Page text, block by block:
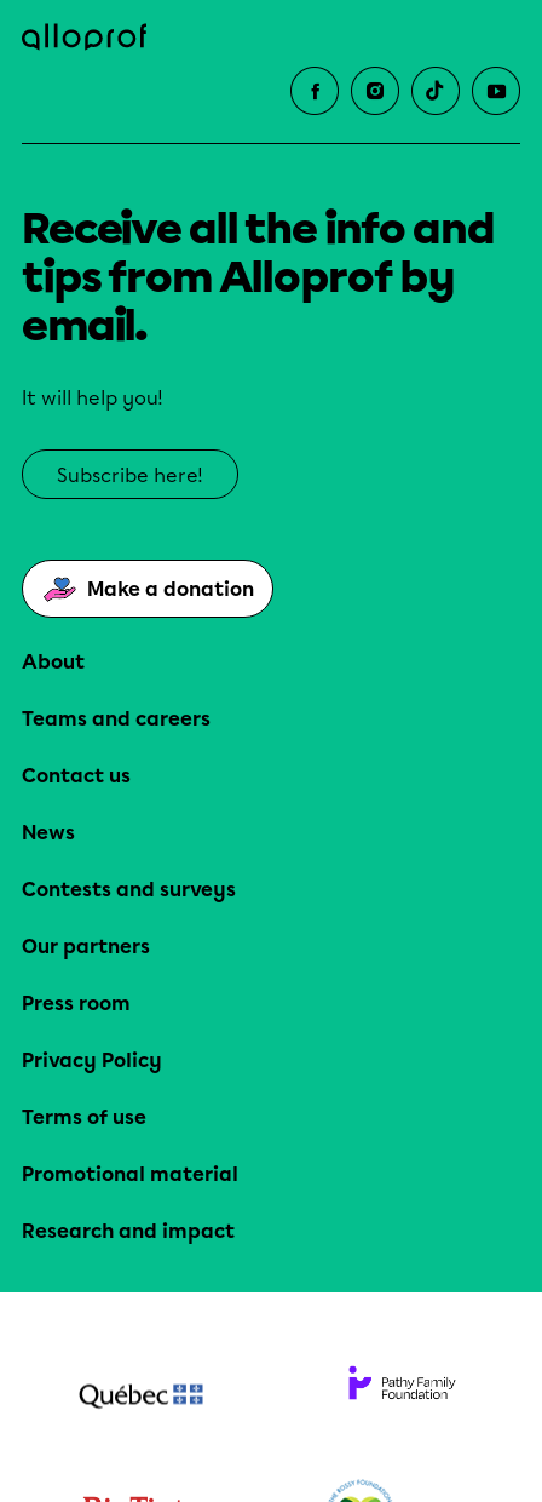
Receive all the info and
tips from Alloprof by
email.
It will help you!
Subscribe here!
Make a donation
About
Teams and careers
Contact us
News
Contests and surveys
Our partners
Press room
Privacy Policy
Terms of use
Promotional material
Research and impact